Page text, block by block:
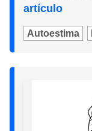
artículo
Autoestima